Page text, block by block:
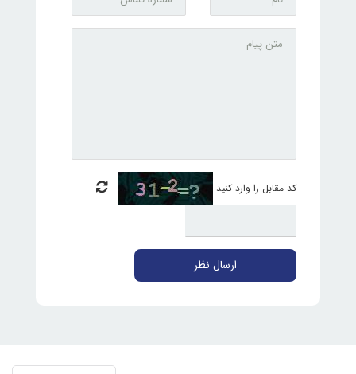
کد مقابل را وارد کنید
ارسال نظر